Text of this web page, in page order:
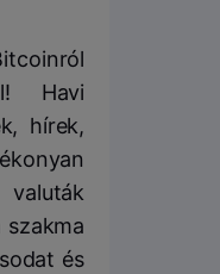
Havi
hírek,
szakma
és